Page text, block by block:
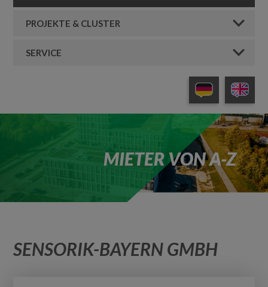
PROJEKTE & CLUSTER
SERVICE
MIETER VON A-Z
SENSORIK-BAYERN GMBH